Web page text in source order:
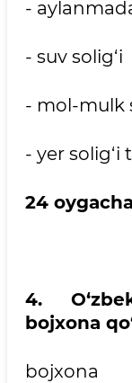
-
- suv solig‘i
- mol-mulk
- yer solig‘i
24
4.
bojxona